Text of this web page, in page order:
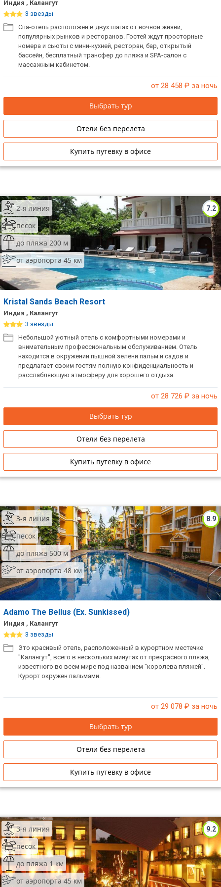
Индия , Калангут
3 звезды
Спа-отель расположен в двух шагах от ночной жизни,
популярных рынков и ресторанов. Гостей ждут просторные
номера и сьюты с мини-кухней, ресторан, бар, открытый
бассейн, бесплатный трансфер до пляжа и SPA-салон с
массажным кабинетом.
от 28 458 ₽ за ночь
Выбрать тур
Отели без перелета
Купить путевку в офисе
7.2
2-я линия
песок
до пляжа 200 м
от аэропорта 45 км
Kristal Sands Beach Resort
Индия , Калангут
3 звезды
Небольшой уютный отель с комфортными номерами и
внимательным профессиональным обслуживанием. Отель
находится в окружении пышной зелени пальм и садов и
предлагает своим гостям полную конфиденциальность и
расслабляющую атмосферу для хорошего отдыха.
от 28 726 ₽ за ночь
Выбрать тур
Отели без перелета
Купить путевку в офисе
8.9
3-я линия
песок
до пляжа 500 м
от аэропорта 48 км
Adamo The Bellus (Ex. Sunkissed)
Индия , Калангут
3 звезды
Это красивый отель, расположенный в курортном местечке
"Калангут", всего в нескольких минутах от прекрасного пляжа,
известного во всем мире под названием "королева пляжей".
Курорт окружен пальмами.
от 29 078 ₽ за ночь
Выбрать тур
Отели без перелета
Купить путевку в офисе
9.2
3-я линия
песок
до пляжа 1 км
от аэропорта 45 км